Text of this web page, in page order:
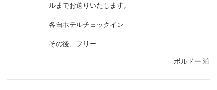
ルまでお送りいたします。
各自ホテルチェックイン
その後、フリー
ボルドー 泊